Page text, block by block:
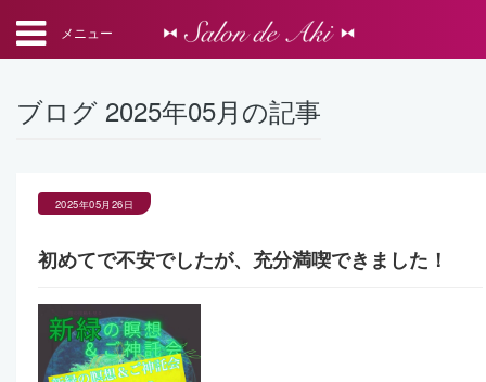
メニュー
ブログ 2025年05月の記事
2025年05月26日
初めてで不安でしたが、充分満喫できました！